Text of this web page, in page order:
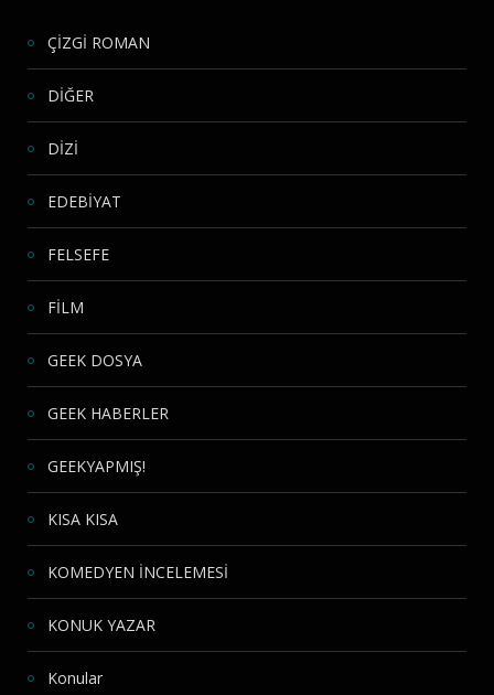
ÇİZGİ ROMAN
DİĞER
DİZİ
EDEBİYAT
FELSEFE
FİLM
GEEK DOSYA
GEEK HABERLER
GEEKYAPMIŞ!
KISA KISA
KOMEDYEN İNCELEMESİ
KONUK YAZAR
Konular